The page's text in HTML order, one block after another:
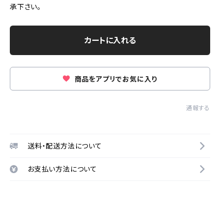
承下さい。
カートに入れる
商品をアプリでお気に入り
通報する
送料・配送方法について
お支払い方法について